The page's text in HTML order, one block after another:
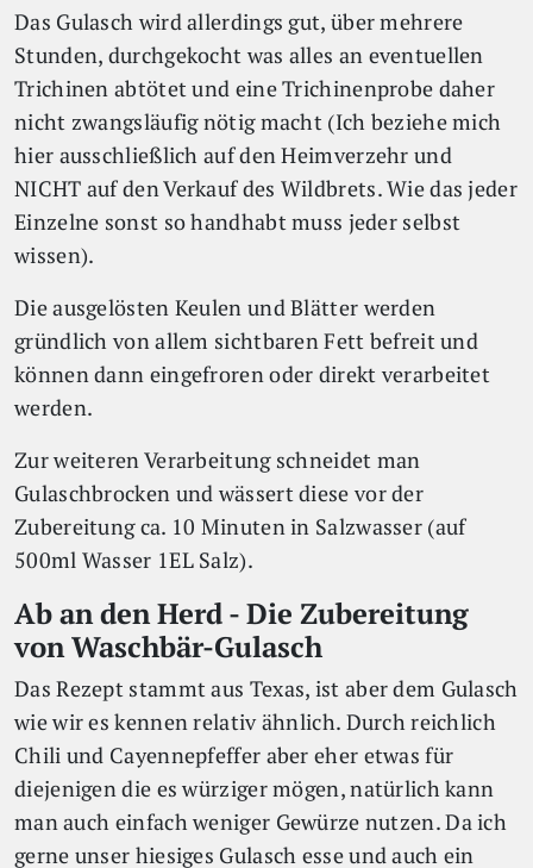
Das Gulasch wird allerdings gut, über mehrere
Stunden, durchgekocht was alles an eventuellen
Trichinen abtötet und eine Trichinenprobe daher
nicht zwangsläufig nötig macht (Ich beziehe mich
hier ausschließlich auf den Heimverzehr und
NICHT auf den Verkauf des Wildbrets. Wie das jeder
Einzelne sonst so handhabt muss jeder selbst
wissen).
Die ausgelösten Keulen und Blätter werden
gründlich von allem sichtbaren Fett befreit und
können dann eingefroren oder direkt verarbeitet
werden.
Zur weiteren Verarbeitung schneidet man
Gulaschbrocken und wässert diese vor der
Zubereitung ca. 10 Minuten in Salzwasser (auf
500ml Wasser 1EL Salz).
Ab an den Herd - Die Zubereitung
von Waschbär-Gulasch
Das Rezept stammt aus Texas, ist aber dem Gulasch
wie wir es kennen relativ ähnlich. Durch reichlich
Chili und Cayennepfeffer aber eher etwas für
diejenigen die es würziger mögen, natürlich kann
man auch einfach weniger Gewürze nutzen. Da ich
gerne unser hiesiges Gulasch esse und auch ein